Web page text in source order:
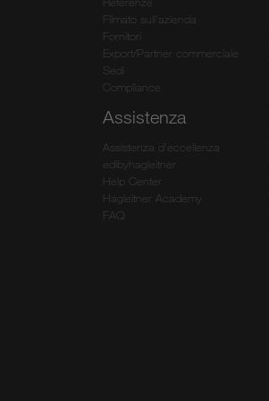
Filmato sull’azienda
Fornitori
Export/Partner commerciale
Sedi
Compliance
Assistenza
Assistenza d’eccellenza
edibyhagleitner
Help Center
Hagleitner Academy
FAQ